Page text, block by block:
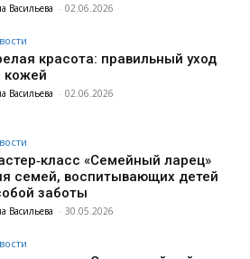
Васильева - 02.06.2026
красота: правильный уход
кожей
Васильева - 02.06.2026
«Семейный ларец»
семей, воспитывающих детей
заботы
Васильева - 30.05.2026